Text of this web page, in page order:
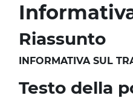
Riassunto
INFORMATIVA SUL
Testo della